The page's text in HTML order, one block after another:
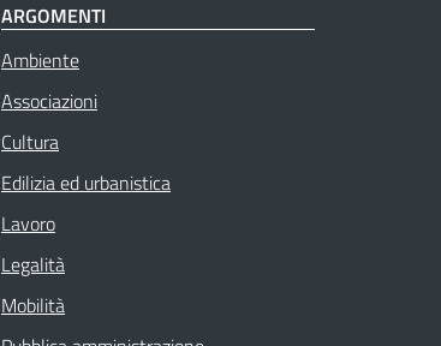
ARGOMENTI
Ambiente
Associazioni
Cultura
Edilizia ed urbanistica
Lavoro
Legalità
Mobilità